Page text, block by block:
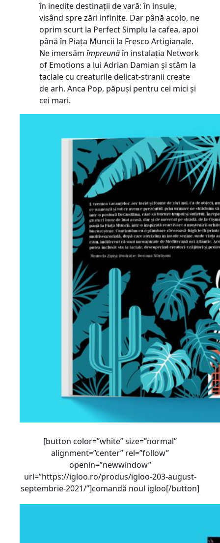
în inedite destinații de vară: în insule,
visând spre zări infinite. Dar până acolo, ne
oprim scurt la Perfect Simplu la cafea, apoi
până în Piața Muncii la Fresco Artigianale.
Ne imersăm împreunăîn instalația Network
of Emotions a lui Adrian Damian și stăm la
taclale cu creaturile delicat-stranii create
de arh. Anca Pop, păpuși pentru cei mici și
cei mari.
[button color=”white” size=”normal”
alignment=”center” rel=”follow”
openin=”newwindow”
url=”https://igloo.ro/produs/igloo-203-august-
septembrie-2021/”]comandă noul igloo[/button]